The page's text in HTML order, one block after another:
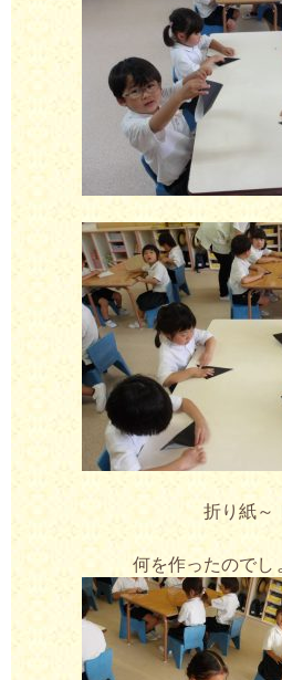
折り紙～
何を作ったのでし